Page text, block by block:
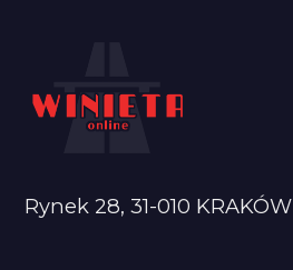
Rynek 28, 31-010 KRAKÓW